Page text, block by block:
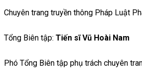
Chuyên trang truyền thông Pháp Luật
Tổng Biên tập: Tiến sĩ Vũ Hoài Nam
Phó Tổng Biên tập phụ trách chuyên